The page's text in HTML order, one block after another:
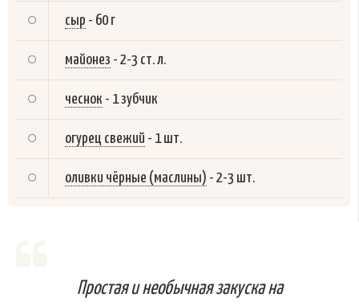
сыр - 60 г
майонез - 2-3 ст. л.
чеснок - 1 зубчик
огурец свежий - 1 шт.
оливки чёрные (маслины) - 2-3 шт.
Простая и необычная закуска на